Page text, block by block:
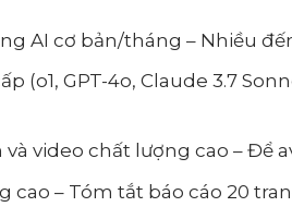
AI cơ bản/tháng – Nhiều
(o1, GPT-4o, Claude 3.7
video chất lượng cao – Để
cao – Tóm tắt báo cáo 20